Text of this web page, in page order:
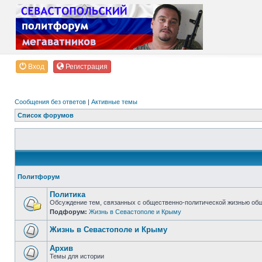
Вход Регистрация
Сообщения без ответов | Активные темы
Список форумов
Политфорум
Политика
Обсуждение тем, связанных с общественно-политической жизнью
Подфорум: Жизнь в Севастополе и Крыму
Жизнь в Севастополе и Крыму
Архив
Темы для истории